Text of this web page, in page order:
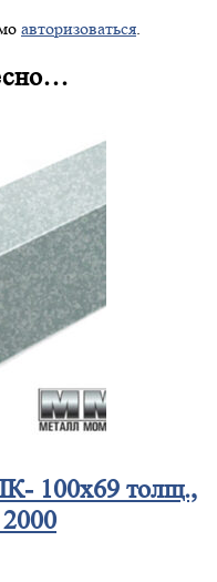
авторизоваться
100х69 толщ.,